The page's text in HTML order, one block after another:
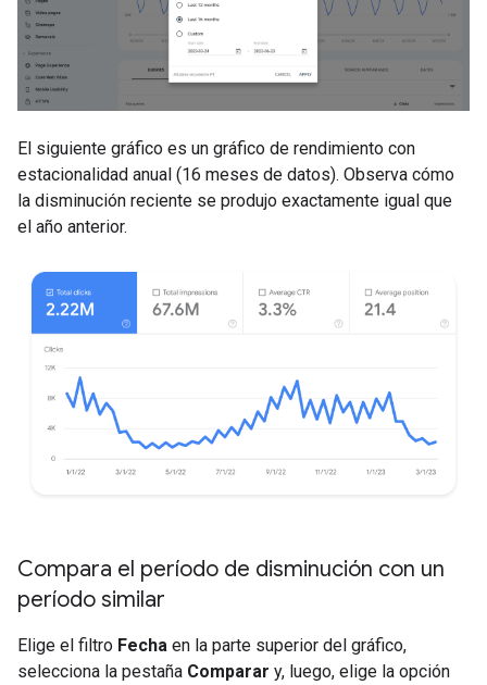
El siguiente gráfico es un gráfico de rendimiento con
estacionalidad anual (16 meses de datos). Observa cómo
la disminución reciente se produjo exactamente igual que
el año anterior.
Compara el período de disminución con un
período similar
Elige el filtro Fecha en la parte superior del gráfico,
selecciona la pestaña Comparar y, luego, elige la opción